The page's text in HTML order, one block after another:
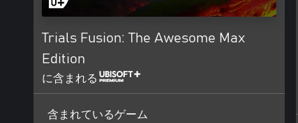
Trials Fusion: The Awesome Max
Edition
に含まれる
含まれているゲーム